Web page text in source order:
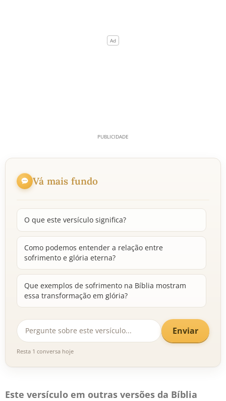
Vá mais fundo
O que este versículo significa?
Como podemos entender a relação entre
sofrimento e glória eterna?
Que exemplos de sofrimento na Bíblia mostram
essa transformação em glória?
Enviar
Resta 1 conversa hoje
Este versículo em outras versões da Bíblia